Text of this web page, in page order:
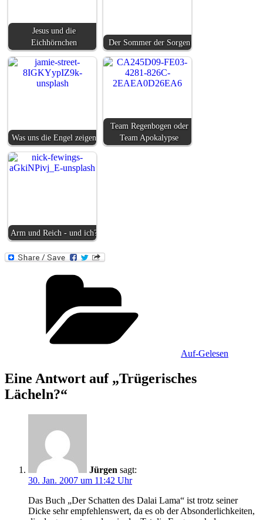
Jesus und die
Eichhörnchen
Der Sommer der Sorgen
Was uns die Engel zeigen
Team Regenbogen oder
Team Apokalypse
Arm und Reich - und ich?
Auf-Gelesen
Eine Antwort auf „Trügerisches
Lächeln?“
Jürgen sagt:
30. Jan. 2007 um 11:42 Uhr
Das Buch „Der Schatten des Dalai Lama“ ist trotz seiner
Dicke sehr empfehlenswert, da es ob der Absonderlichkeiten,